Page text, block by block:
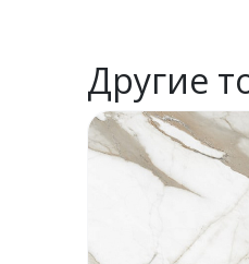
Другие